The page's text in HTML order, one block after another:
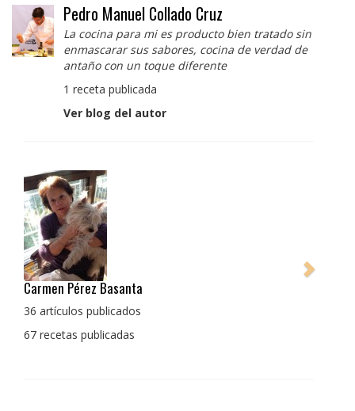
Pedro Manuel Collado Cruz
La cocina para mi es producto bien tratado sin
enmascarar sus sabores, cocina de verdad de
antaño con un toque diferente
1 receta publicada
Ver blog del autor
Pedro Manuel Collado Cruz
La cocina para mi es producto bien tratado sin
con un toque diferente